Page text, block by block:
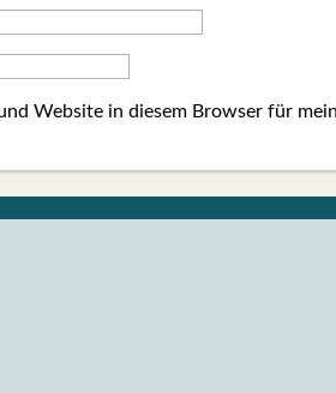
Website in diesem Browser für